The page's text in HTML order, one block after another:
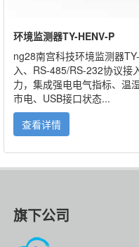
环境监测器TY-HENV-P
ng28南宫科技环境监测器
入、RS-485/RS-232协议接
力，集成强电电气指标、温
市电、USB接口状态...
查看详情
旗下公司